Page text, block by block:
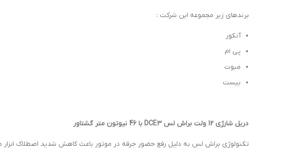
برندهای زیر مجموعه این شرکت :
آنکور
پی ام
مبوت
بیست
دریل شارژی 12 ولت براش لس DCE3 با 46 نیوتون متر گشتاور
تکنولوژی براش لس به دلیل رفع حضور جرقه در موتور باعث کاهش شدید اصطلاک ابزار